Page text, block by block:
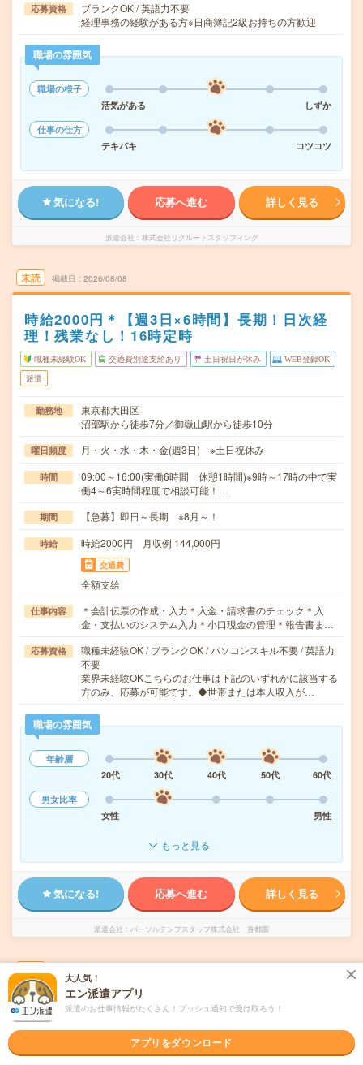
応募資格
ブランクOK / 英語力不要
経理事務の経験がある方※日商簿記2級お持ちの方歓迎
職場の雰囲気
職場の様子
活気がある
しずか
仕事の仕方
テキパキ
コツコツ
気になる! 応募へ進む 詳しく見る
派遣会社 株式会社リクルートスタッフィング
未読 掲載日 2026/08/08
時給2000円＊【週3日×6時間】長期！日次経
理！残業なし！16時定時
職種未経験OK 交通費別途支給あり 土日祝日が休み WEB登録OK
派遣
勤務地
東京都大田区
沼部駅から徒歩7分／御嶽山駅から徒歩10分
曜日頻度 月・火・水・木・金(週3日) ※土日祝休み
時間
09:00～16:00(実働6時間 休憩1時間)※9時～17時の中で実
働4～6実時間程度で相談可能！…
期間 【急募】即日～長期 ※8月～！
時給 時給2000円 月収例 144,000円
交通費
全額支給
仕事内容
＊会計伝票の作成・入力＊入金・請求書のチェック＊入
金・支払いのシステム入力＊小口現金の管理＊報告書ま…
応募資格
職種未経験OK / ブランクOK / パソコンスキル不要 / 英語力
不要
業界未経験OKこちらのお仕事は下記のいずれかに該当する
方のみ、応募が可能です。◆世帯または本人収入が…
職場の雰囲気
年齢層
20代
30代 40代 50代
60代
男女比率
女性
男性
もっと見る
気になる! 応募へ進む 詳しく見る
派遣会社 パーソルテンプスタッフ株式会社 首都圏
1800円＊在宅あり！穏やか環境！経理＆サポ
ート事務！経理未経験もOK
土日祝日が休み 在宅・リモート
大人気！
エン派遣アプリ
派遣のお仕事情報がたくさん！プッシュ通知で受け取ろう！
アプリをダウンロード